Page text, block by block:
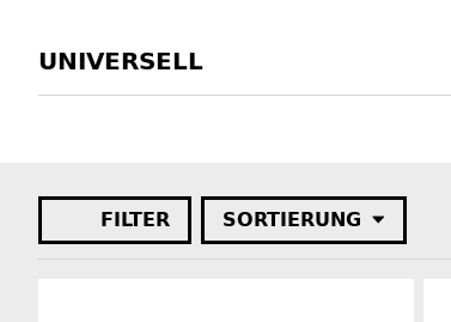
UNIVERSELL
FILTER SORTIERUNG